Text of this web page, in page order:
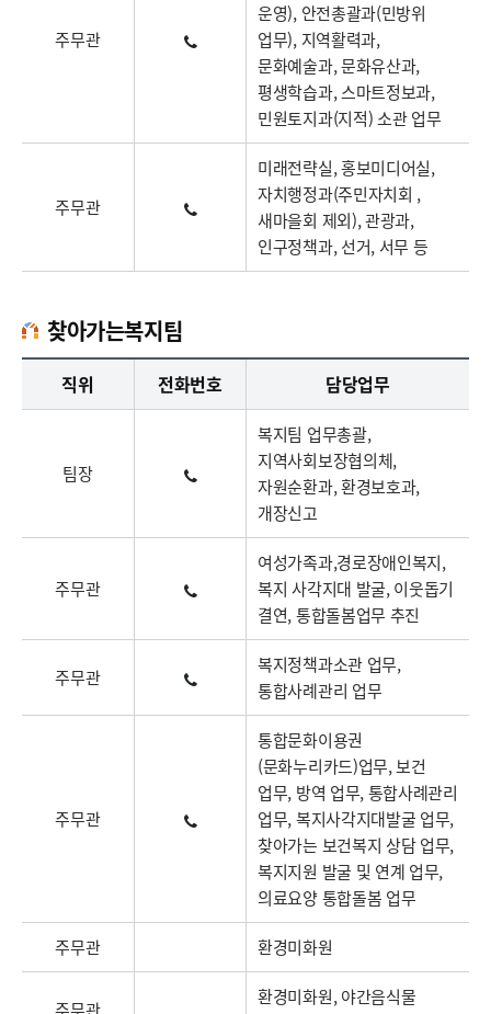
주무관
운영), 안전총괄과(민방위
업무), 지역활력과,
문화예술과, 문화유산과,
평생학습과, 스마트정보과,
민원토지과(지적) 소관 업무
주무관
미래전략실, 홍보미디어실,
자치행정과(주민자치회 ,
새마을회 제외), 관광과,
인구정책과, 선거, 서무 등
찾아가는복지팀
찾아가는복지팀업무담당자의 정보로 직급, 전화번호, 담당업무를 안내하고 있습니다
직위 전화번호 담당업무
팀장
복지팀 업무총괄,
지역사회보장협의체,
자원순환과, 환경보호과,
개장신고
주무관
여성가족과,경로장애인복지,
복지 사각지대 발굴, 이웃돕기
결연, 통합돌봄업무 추진
주무관
복지정책과소관 업무,
통합사례관리 업무
주무관
통합문화이용권
(문화누리카드)업무, 보건
업무, 방역 업무, 통합사례관리
업무, 복지사각지대발굴 업무,
찾아가는 보건복지 상담 업무,
복지지원 발굴 및 연계 업무,
의료요양 통합돌봄 업무
주무관 환경미화원
환경미화원, 야간음식물